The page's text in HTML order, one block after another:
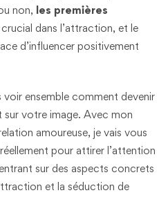
non, les premières
dans l’attraction, et le
d’influencer positivement
ensemble comment devenir
sur votre image. Avec mon
amoureuse, je vais vous
pour attirer l’attention
sur des aspects concrets
et la séduction de